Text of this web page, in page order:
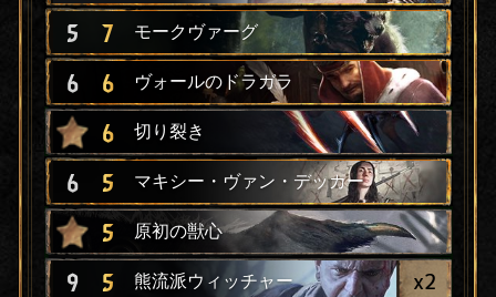
5 7 モークヴァーグ
6 6 ヴォールのドラガラ
6 切り裂き
6 5 マキシー・ヴァン・デッカー
5 原初の獣心
9 5 熊流派ウィッチャー x2